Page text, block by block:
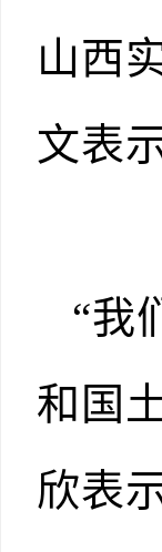
山西
文表示
“我
和国
欣表